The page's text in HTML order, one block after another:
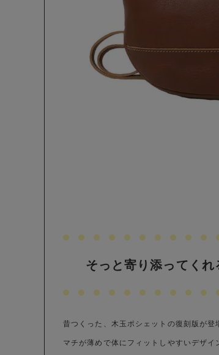
そっと寄り添ってく
昔つくった、木玉ポシェットの復刻版が登
マチが薄めで体にフィットしやすいデザイ